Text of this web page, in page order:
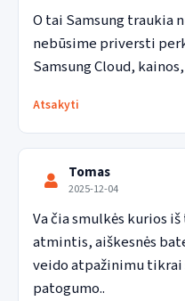
O tai Samsung traukia
nebūsime priversti
Samsung Cloud,
Atsakyti
Tomas
2025-12-04
Va čia smulkės kurios
atmintis, aiškesnės
veido atpažinimu tikrai
patogumo..